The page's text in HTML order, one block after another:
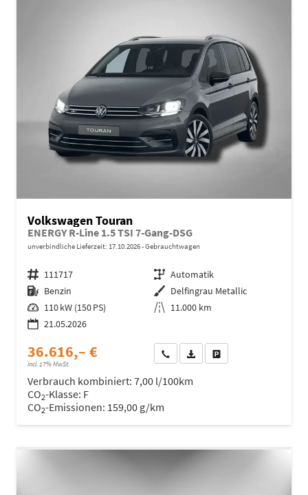
Volkswagen Touran
ENERGY R-Line 1.5 TSI 7-Gang-DSG
unverbindliche Lieferzeit: 17.10.2026 Gebrauchtwagen
Fahrzeugnr. 111717 Getriebe Automatik
Kraftstoff Benzin Außenfarbe Delfingrau Metallic
Leistung 110 kW (150 PS) Kilometerstand 11.000 km
21.05.2026
36.616,– €
incl. 17% MwSt.
Wir rufen Sie anFahrzeugexposé (PDF)
Verbrauch kombiniert: 7,00 l/100km
CO2-Klasse: F
CO2-Emissionen: 159,00 g/km